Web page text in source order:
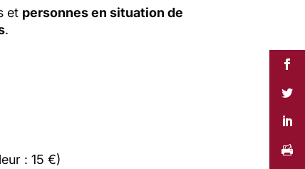
et personnes en situation de
.
: 15 €)